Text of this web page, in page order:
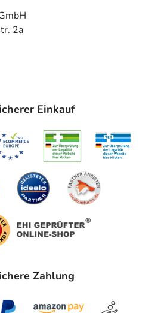
Anwendung?
die Inhaltsstoffe
Das Arzneimittel sollte in dieser
angewendet werden. Es gibt
Wirkstoffstärke und/oder
besser geeignet sind.
Jahren: Für diese Altersgruppe
vor.
und Stillzeit?
Sie sich an Ihren Arzt. Es
eine Rolle, ob und
sich an Ihren Arzt oder Apotheker.
Ausgangslage prüfen und Sie
2a
Einkauf
Zahlung